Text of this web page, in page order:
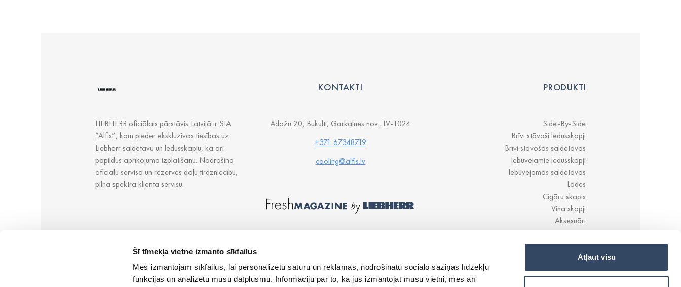
Šī tīmekļa vietne izmanto sīkfailus
Mēs izmantojam sīkfailus, lai personalizētu saturu un reklāmas, nodrošinātu sociālo saziņas līdzekļu
funkcijas un analizētu mūsu datplūsmu. Informāciju par to, kā jūs izmantojat mūsu vietni, mēs arī
Atļaut visu
LIEBHERR oficiālais pārstāvis Latvijā ir SIA
“Alfis”, kam pieder ekskluzīvas tiesības uz
Liebherr saldētavu un ledusskapju, kā arī
papildus aprīkojuma izplatīšanu. Nodrošina
oficiālu servisa un rezerves daļu tirdzniecību,
pilna spektra klienta servisu.
KONTAKTI
Ādažu 20, Bukulti, Garkalnes nov., LV-1024
+371 67348719
cooling@alfis.lv
PRODUKTI
Side-By-Side
Brīvi stāvoši ledusskapji
Brīvi stāvošās saldētavas
Iebūvējamie ledusskapji
Iebūvējamās saldētavas
Lādes
Cigāru skapis
Vīna skapji
Aksesuāri